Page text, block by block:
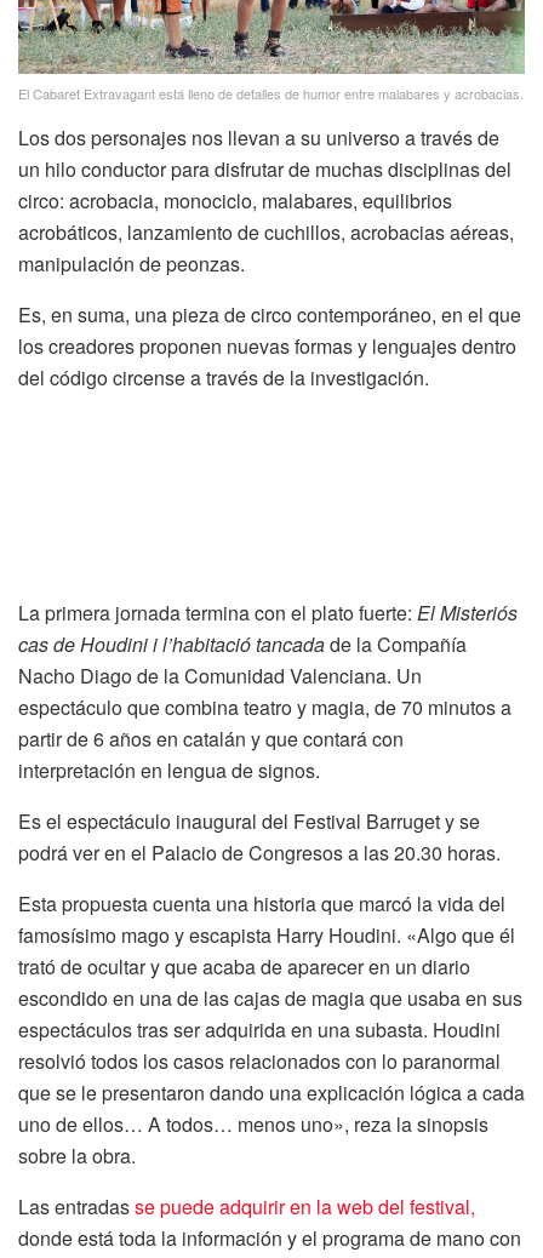
El Cabaret Extravagant está lleno de detalles de humor entre malabares y acrobacias.
Los dos personajes nos llevan a su universo a través de
un hilo conductor para disfrutar de muchas disciplinas del
circo: acrobacia, monociclo, malabares, equilibrios
acrobáticos, lanzamiento de cuchillos, acrobacias aéreas,
manipulación de peonzas.
Es, en suma, una pieza de circo contemporáneo, en el que
los creadores proponen nuevas formas y lenguajes dentro
del código circense a través de la investigación.
La primera jornada termina con el plato fuerte: El Misteriós
cas de Houdini i l’habitació tancadade la Compañía
Nacho Diago de la Comunidad Valenciana. Un
espectáculo que combina teatro y magia, de 70 minutos a
partir de 6 años en catalán y que contará con
interpretación en lengua de signos.
Es el espectáculo inaugural del Festival Barruget y se
podrá ver en el Palacio de Congresos a las 20.30 horas.
Esta propuesta cuenta una historia que marcó la vida del
famosísimo mago y escapista Harry Houdini. «Algo que él
trató de ocultar y que acaba de aparecer en un diario
escondido en una de las cajas de magia que usaba en sus
espectáculos tras ser adquirida en una subasta. Houdini
resolvió todos los casos relacionados con lo paranormal
que se le presentaron dando una explicación lógica a cada
uno de ellos… A todos… menos uno», reza la sinopsis
sobre la obra.
Las entradasse puede adquirir en la web del festival,
donde está toda la información y el programa de mano con